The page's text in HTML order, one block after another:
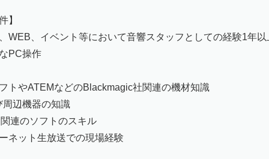
】
WEB、イベント等において音響スタッフとしての経験1年以
PC操作
トやATEMなどのBlackmagic社関連の機材知識
周辺機器の知識
連のソフトのスキル
ネット生放送での現場経験